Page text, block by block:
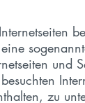
und
zu